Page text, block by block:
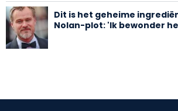
Dit is het geheime
Nolan-plot: 'Ik bewonder